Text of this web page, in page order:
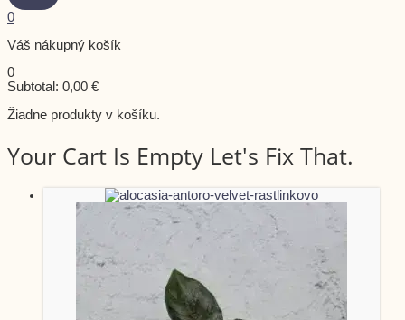
0
Váš nákupný košík
0
Subtotal: 0,00 €
Žiadne produkty v košíku.
Your Cart Is Empty Let's Fix That.